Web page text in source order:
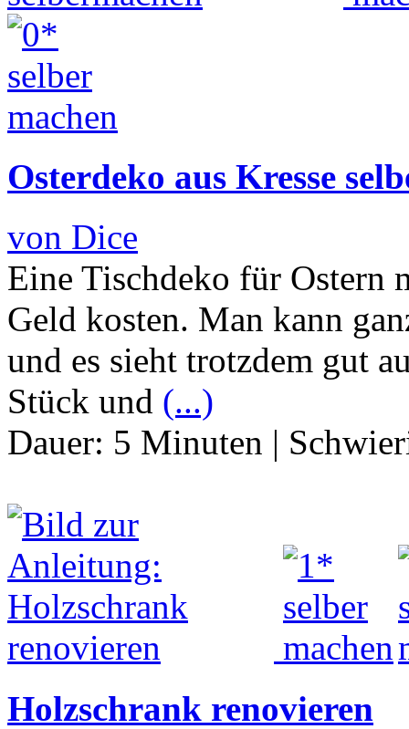
Osterdeko aus Kresse
von Dice
Eine Tischdeko für Ostern
Geld kosten. Man kann
und es sieht trotzdem gut
Stück und (...)
Dauer: 5 Minuten |
Holzschrank renovieren